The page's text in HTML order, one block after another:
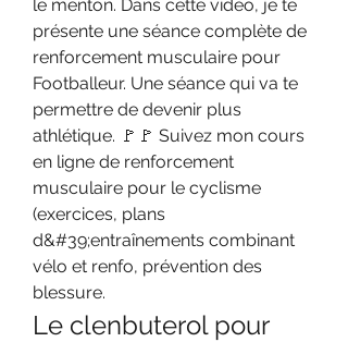
le menton. Dans cette vidéo, je te
présente une séance complète de
renforcement musculaire pour
Footballeur. Une séance qui va te
permettre de devenir plus
athlétique. 🚩🚩 Suivez mon cours
en ligne de renforcement
musculaire pour le cyclisme
(exercices, plans
d&#39;entraînements combinant
vélo et renfo, prévention des
blessure.
Le clenbuterol pour